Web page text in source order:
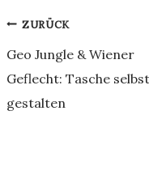
ZURÜCK
Geo Jungle & Wiener
Geflecht: Tasche selbst
gestalten